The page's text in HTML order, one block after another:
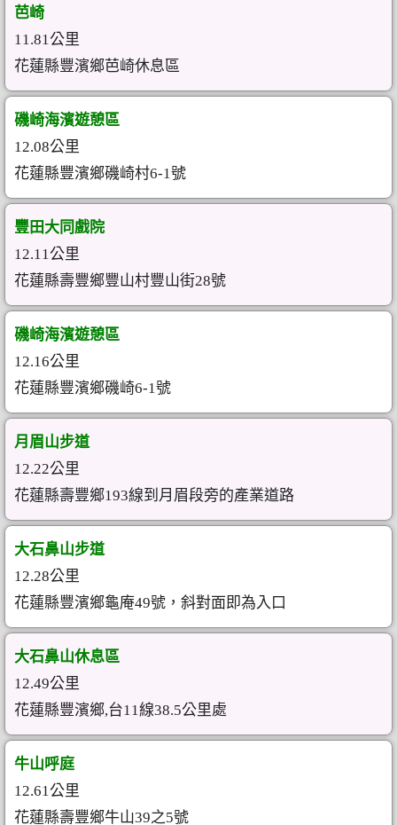
芭崎
11.81公里
花蓮縣豐濱鄉芭崎休息區
磯崎海濱遊憩區
12.08公里
花蓮縣豐濱鄉磯崎村6-1號
豐田大同戲院
12.11公里
花蓮縣壽豐鄉豐山村豐山街28號
磯崎海濱遊憩區
12.16公里
花蓮縣豐濱鄉磯崎6-1號
月眉山步道
12.22公里
花蓮縣壽豐鄉193線到月眉段旁的產業道路
大石鼻山步道
12.28公里
花蓮縣豐濱鄉龜庵49號，斜對面即為入口
大石鼻山休息區
12.49公里
花蓮縣豐濱鄉,台11線38.5公里處
牛山呼庭
12.61公里
花蓮縣壽豐鄉牛山39之5號